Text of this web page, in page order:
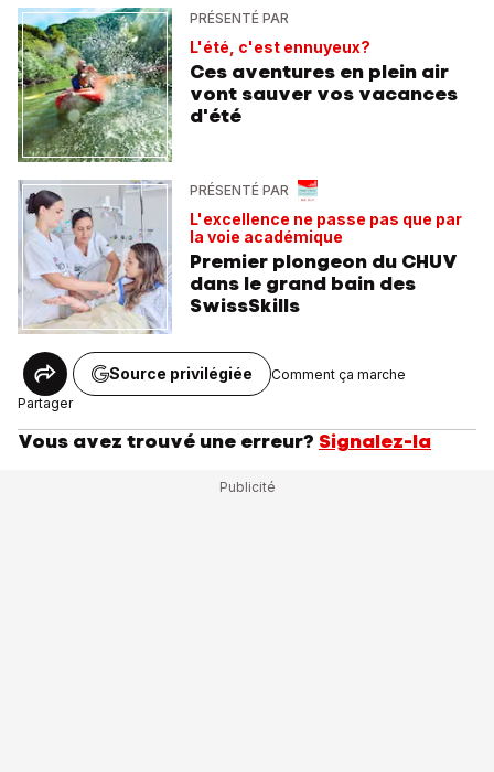
PRÉSENTÉ PAR
L'été, c'est ennuyeux?
Ces aventures en plein air
vont sauver vos vacances
d'été
PRÉSENTÉ PAR
L'excellence ne passe pas que par
la voie académique
Premier plongeon du CHUV
dans le grand bain des
SwissSkills
Partager
Source privilégiée Comment ça marche
Vous avez trouvé une erreur? Signalez-la